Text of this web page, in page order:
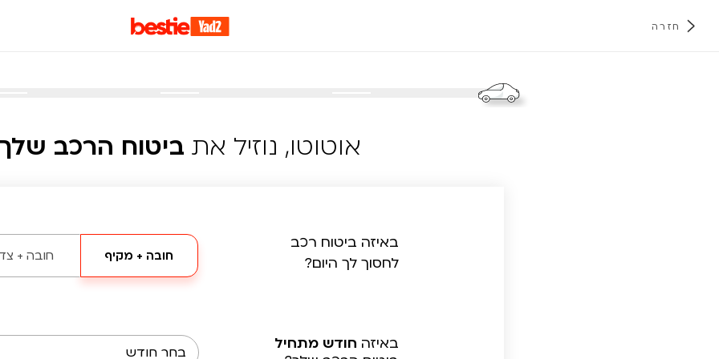
חזרה
אוטוטו, נוזיל את ביטוח הרכב
באיזה ביטוח רכב
לחסוך לך היום?
חובה + מקיף חובה +
באיזה חודש מתחיל